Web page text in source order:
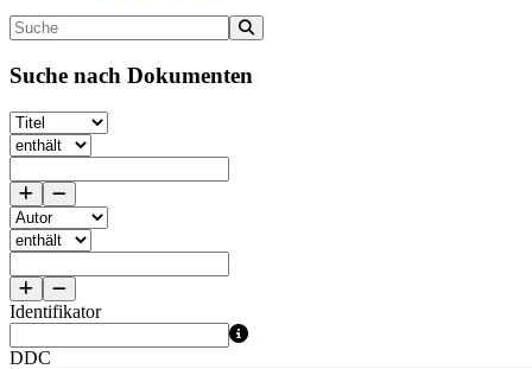
Suche nach Dokumenten
Identifikator
DDC